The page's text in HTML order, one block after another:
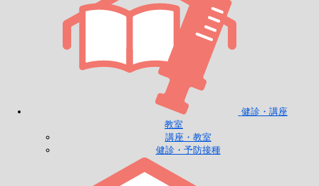
健診・講座
教室
講座・教室
健診・予防接種